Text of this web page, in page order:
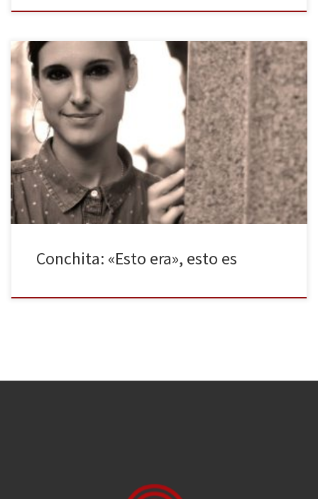
Apenas tres semanas después del lanzamiento de su cuarto disco
“Esto era”, Conchita se muestra contenta con la reacción del
público que le catapultó a los éxitos más vendidos de iTunes. Sin
parar de promocionarse, nos comenta las ganas que tiene de
volver a subirse a los escenarios con el […]
Conchita: «Esto era», esto es